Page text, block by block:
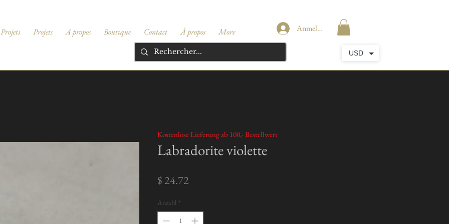
Projets Projets A propos Boutique Contact À propos More Anmelden
Labradorite violette
$ 24.72
Anzahl *
Kostenlose Lieferung ab 100,- Bestellwert
USD